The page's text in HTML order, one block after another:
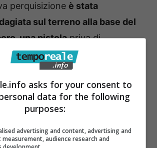
perquisizione è stata
sul terreno alla base del
una pistolapriva di
nella canna, tale da
munita di serbatoio con
6,35 mm.L’arma è stata
sequestro penale unitamente
sim con intestazione fittizia. Per
asks for your consent to
data for the following
purposes:
advertising and content, advertising and
audience research and